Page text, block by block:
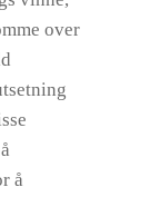
over
å